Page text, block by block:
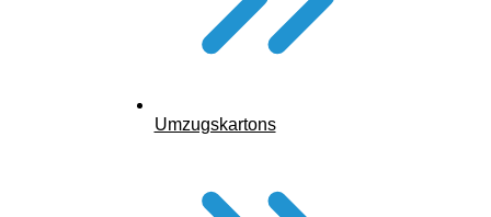
Umzugskartons